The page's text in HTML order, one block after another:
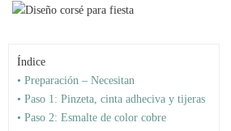
Índice
• Preparación – Necesitan
• Paso 1: Pinzeta, cinta adheciva y tijeras
• Paso 2: Esmalte de color cobre